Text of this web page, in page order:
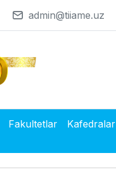
admin@tiiame.uz
Fakultetlar Kafedralar